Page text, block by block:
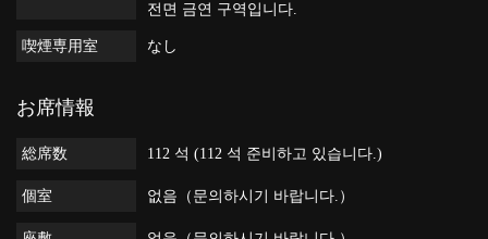
전면 금연 구역입니다.
喫煙専用室 なし
お席情報
総席数 112 석 (112 석 준비하고 있습니다.)
個室 없음（문의하시기 바랍니다.）